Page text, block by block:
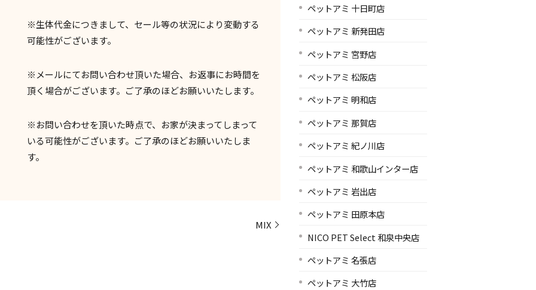
※生体代金につきまして、セール等の状況により変動する
可能性がございます。
※メールにてお問い合わせ頂いた場合、お返事にお時間を
頂く場合がございます。ご了承のほどお願いいたします。
※お問い合わせを頂いた時点で、お家が決まってしまって
いる可能性がございます。ご了承のほどお願いいたしま
す。
MIX
ペットアミ 十日町店
ペットアミ 新発田店
ペットアミ 宮野店
ペットアミ 松阪店
ペットアミ 明和店
ペットアミ 那賀店
ペットアミ 紀ノ川店
ペットアミ 和歌山インター店
ペットアミ 岩出店
ペットアミ 田原本店
NICO PET Select 和泉中央店
ペットアミ 名張店
ペットアミ 大竹店